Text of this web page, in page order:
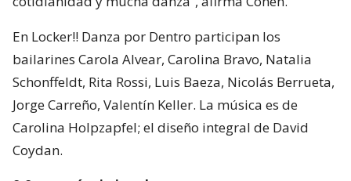
En Locker!! Danza por Dentro participan los
bailarines Carola Alvear, Carolina Bravo, Natalia
Schonffeldt, Rita Rossi, Luis Baeza, Nicolás Berrueta,
Jorge Carreño, Valentín Keller. La música es de
Carolina Holpzapfel; el diseño integral de David
Coydan.